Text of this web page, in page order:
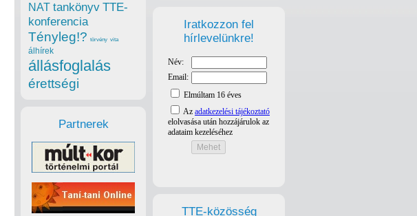
Iratkozzon fel
hírlevelünkre!
TTE-közösség
NAT tankönyv TTE-
konferencia
Tényleg!? törvény vita
álhírek
állásfoglalás
érettségi
Partnerek